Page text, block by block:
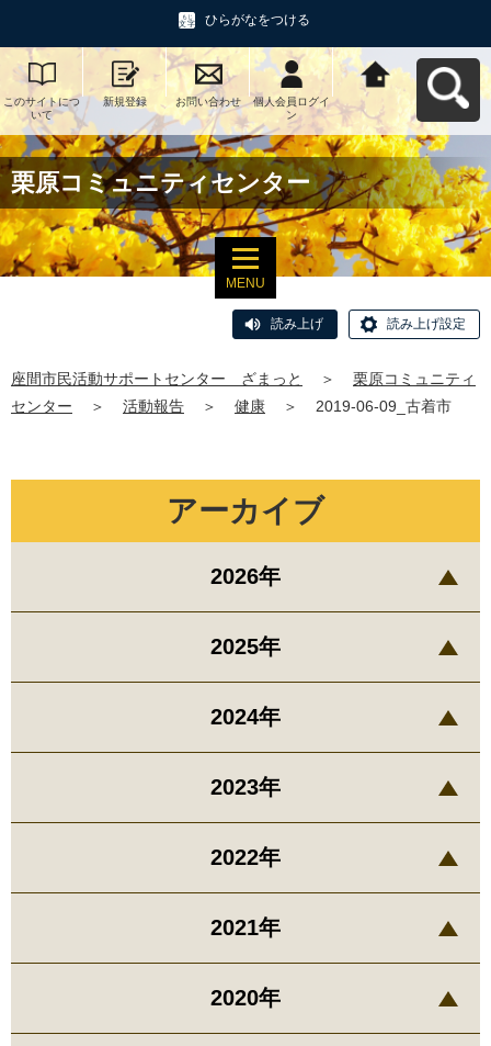
ひらがなをつける
このサイトにつ
いて
新規登録 お問い合わせ
個人会員ログイ
ン
座間市民活動サ
ポートセンタ
ー ざまっとへ
戻る
栗原コミュニティセンター
MENU
読み上げ 読み上げ設定
座間市民活動サポートセンター ざまっと ＞
栗原コミュニティ
センター
＞ 活動報告 ＞ 健康 ＞ 2019-06-09_古着市
アーカイブ
2026年
2025年
2024年
2023年
2022年
2021年
2020年